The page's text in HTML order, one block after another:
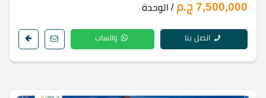
7,500,000 ج.م / الوحدة
اتصل بنا واتساب